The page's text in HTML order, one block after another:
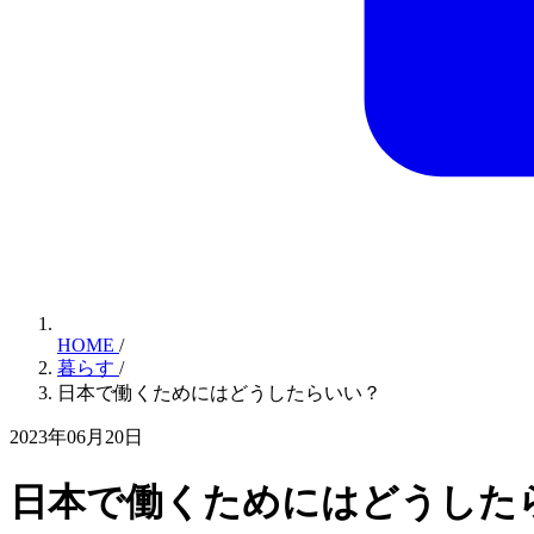
HOME /
暮らす /
日本で働くためにはどうしたらいい？
2023年06月20日
日本で働くためにはどうした